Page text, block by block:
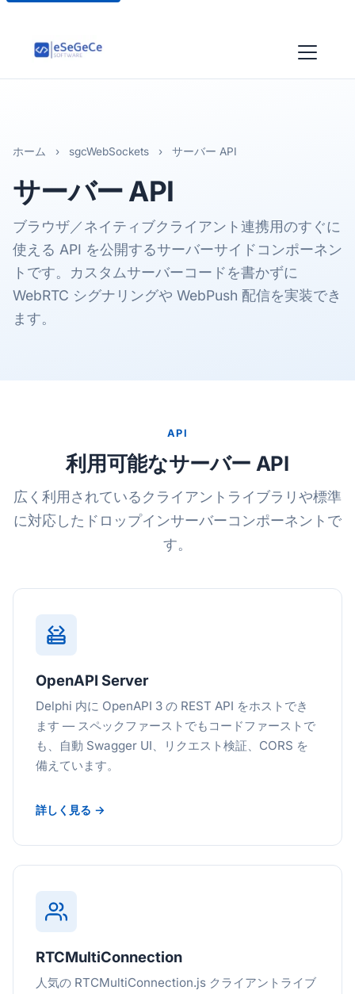
ホーム › sgcWebSockets › サーバー API
サーバー API
ブラウザ／ネイティブクライアント連携用のすぐに
使える API を公開するサーバーサイドコンポーネン
トです。カスタムサーバーコードを書かずに
WebRTC シグナリングや WebPush 配信を実装でき
ます。
API
利用可能なサーバー API
広く利用されているクライアントライブラリや標準
に対応したドロップインサーバーコンポーネントで
す。
OpenAPI Server
Delphi 内に OpenAPI 3 の REST API をホストでき
ます — スペックファーストでもコードファーストで
も、自動 Swagger UI、リクエスト検証、CORS を
備えています。
詳しく見る →
RTCMultiConnection
人気の RTCMultiConnection.js クライアントライブ